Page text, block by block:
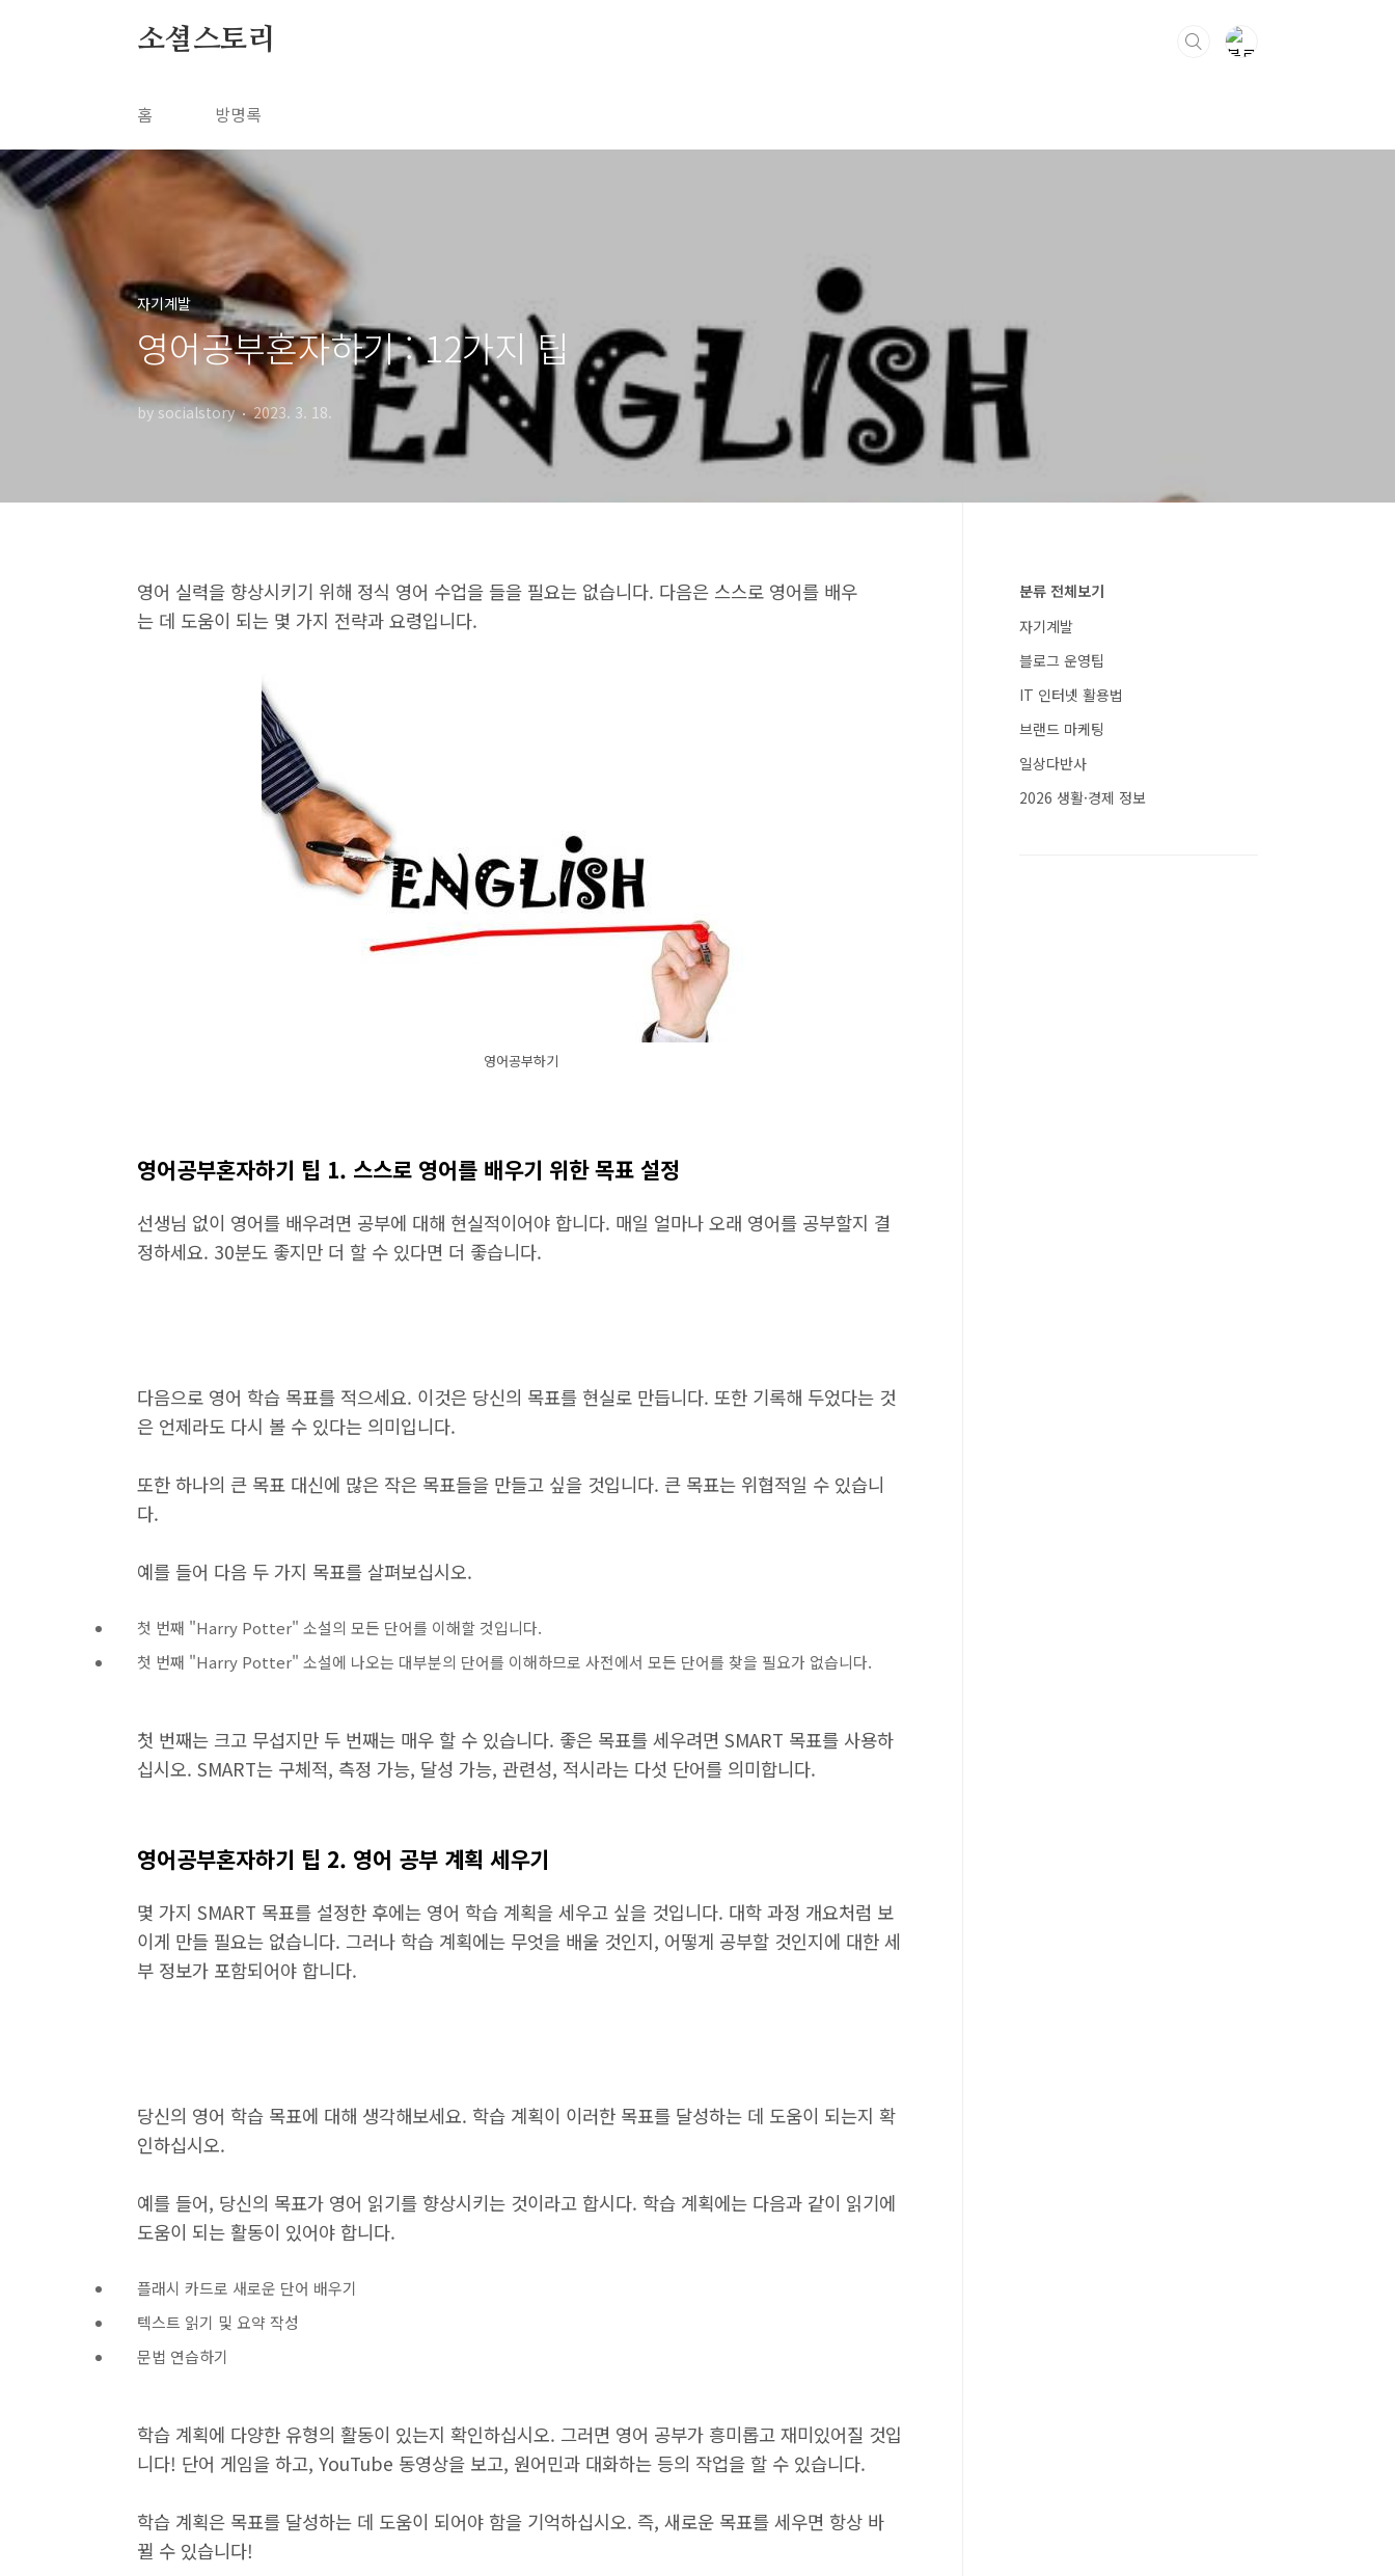
소셜스토리
홈 방명록
자기계발
영어공부혼자하기 : 12가지 팁
by socialstory 2023. 3. 18.
영어 실력을 향상시키기 위해 정식 영어 수업을 들을 필요는 없습니다. 다음은 스스로 영어를 배우
는 데 도움이 되는 몇 가지 전략과 요령입니다.
영어공부하기
영어공부혼자하기 팁 1. 스스로 영어를 배우기 위한 목표 설정
선생님 없이 영어를 배우려면 공부에 대해 현실적이어야 합니다. 매일 얼마나 오래 영어를 공부할지 결
정하세요. 30분도 좋지만 더 할 수 있다면 더 좋습니다.
다음으로 영어 학습 목표를 적으세요. 이것은 당신의 목표를 현실로 만듭니다. 또한 기록해 두었다는 것
은 언제라도 다시 볼 수 있다는 의미입니다.
또한 하나의 큰 목표 대신에 많은 작은 목표들을 만들고 싶을 것입니다. 큰 목표는 위협적일 수 있습니
다.
예를 들어 다음 두 가지 목표를 살펴보십시오.
첫 번째 "Harry Potter" 소설의 모든 단어를 이해할 것입니다.
첫 번째 "Harry Potter" 소설에 나오는 대부분의 단어를 이해하므로 사전에서 모든 단어를 찾을 필요가 없습니다.
첫 번째는 크고 무섭지만 두 번째는 매우 할 수 있습니다. 좋은 목표를 세우려면 SMART 목표를 사용하
십시오. SMART는 구체적, 측정 가능, 달성 가능, 관련성, 적시라는 다섯 단어를 의미합니다.
영어공부혼자하기 팁 2. 영어 공부 계획 세우기
몇 가지 SMART 목표를 설정한 후에는 영어 학습 계획을 세우고 싶을 것입니다. 대학 과정 개요처럼 보
이게 만들 필요는 없습니다. 그러나 학습 계획에는 무엇을 배울 것인지, 어떻게 공부할 것인지에 대한 세
부 정보가 포함되어야 합니다.
당신의 영어 학습 목표에 대해 생각해보세요. 학습 계획이 이러한 목표를 달성하는 데 도움이 되는지 확
인하십시오.
예를 들어, 당신의 목표가 영어 읽기를 향상시키는 것이라고 합시다. 학습 계획에는 다음과 같이 읽기에
도움이 되는 활동이 있어야 합니다.
플래시 카드로 새로운 단어 배우기
텍스트 읽기 및 요약 작성
문법 연습하기
학습 계획에 다양한 유형의 활동이 있는지 확인하십시오. 그러면 영어 공부가 흥미롭고 재미있어질 것입
니다! 단어 게임을 하고, YouTube 동영상을 보고, 원어민과 대화하는 등의 작업을 할 수 있습니다.
학습 계획은 목표를 달성하는 데 도움이 되어야 함을 기억하십시오. 즉, 새로운 목표를 세우면 항상 바
뀔 수 있습니다!
분류 전체보기
자기계발
블로그 운영팁
IT 인터넷 활용법
브랜드 마케팅
일상다반사
2026 생활·경제 정보